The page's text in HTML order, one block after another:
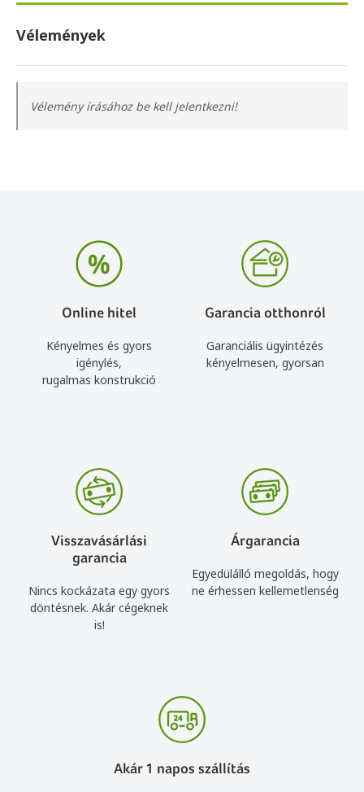
Vélemények
Vélemény írásához be kell jelentkezni!
Online hitel
Kényelmes és gyors
igénylés,
rugalmas konstrukció
Garancia otthonról
Garanciális ügyintézés
kényelmesen, gyorsan
Visszavásárlási
garancia
Nincs kockázata egy gyors
döntésnek. Akár cégeknek
is!
Árgarancia
Egyedülálló megoldás, hogy
ne érhessen kellemetlenség
Akár 1 napos szállítás